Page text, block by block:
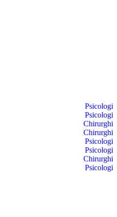
Psicologi
Psicologi
Chirurghi
Chirurghi
Psicologi
Psicologi
Chirurghi
Psicologi